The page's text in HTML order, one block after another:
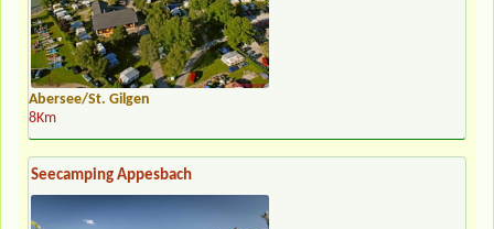
Abersee/St. Gilgen
8Km
Seecamping Appesbach